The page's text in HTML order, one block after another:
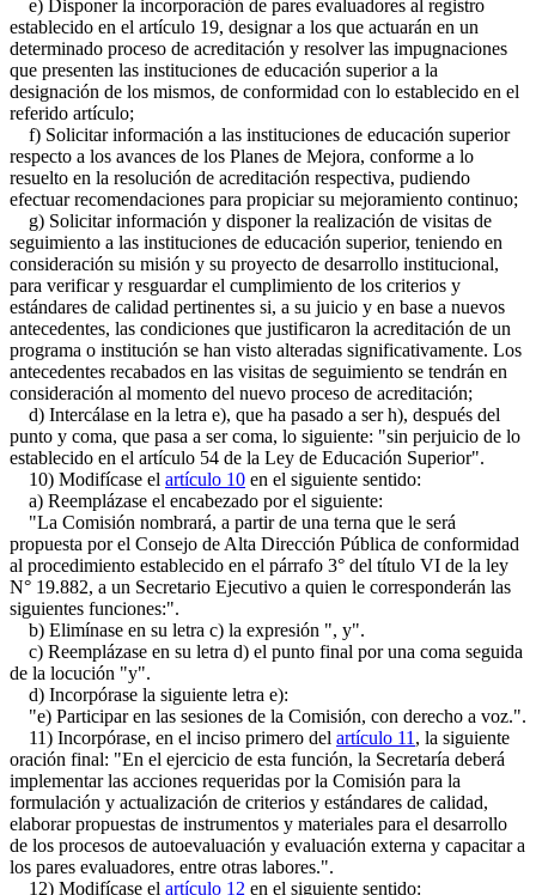
e) Disponer la incorporación de pares evaluadores al registro
establecido en el artículo 19, designar a los que actuarán en un
determinado proceso de acreditación y resolver las impugnaciones
que presenten las instituciones de educación superior a la
designación de los mismos, de conformidad con lo establecido en el
referido artículo;
f) Solicitar información a las instituciones de educación superior
respecto a los avances de los Planes de Mejora, conforme a lo
resuelto en la resolución de acreditación respectiva, pudiendo
efectuar recomendaciones para propiciar su mejoramiento continuo;
g) Solicitar información y disponer la realización de visitas de
seguimiento a las instituciones de educación superior, teniendo en
consideración su misión y su proyecto de desarrollo institucional,
para verificar y resguardar el cumplimiento de los criterios y
estándares de calidad pertinentes si, a su juicio y en base a nuevos
antecedentes, las condiciones que justificaron la acreditación de un
programa o institución se han visto alteradas significativamente. Los
antecedentes recabados en las visitas de seguimiento se tendrán en
consideración al momento del nuevo proceso de acreditación;
d) Intercálase en la letra e), que ha pasado a ser h), después del
punto y coma, que pasa a ser coma, lo siguiente: "sin perjuicio de lo
establecido en el artículo 54 de la Ley de Educación Superior".
10) Modifícase el artículo 10 en el siguiente sentido:
a) Reemplázase el encabezado por el siguiente:
"La Comisión nombrará, a partir de una terna que le será
propuesta por el Consejo de Alta Dirección Pública de conformidad
al procedimiento establecido en el párrafo 3° del título VI de la ley
N° 19.882, a un Secretario Ejecutivo a quien le corresponderán las
siguientes funciones:".
b) Elimínase en su letra c) la expresión ", y".
c) Reemplázase en su letra d) el punto final por una coma seguida
de la locución "y".
d) Incorpórase la siguiente letra e):
"e) Participar en las sesiones de la Comisión, con derecho a voz.".
11) Incorpórase, en el inciso primero del artículo 11 , la siguiente
oración final: "En el ejercicio de esta función, la Secretaría deberá
implementar las acciones requeridas por la Comisión para la
formulación y actualización de criterios y estándares de calidad,
elaborar propuestas de instrumentos y materiales para el desarrollo
de los procesos de autoevaluación y evaluación externa y capacitar a
los pares evaluadores, entre otras labores.".
12) Modifícase el artículo 12 en el siguiente sentido: